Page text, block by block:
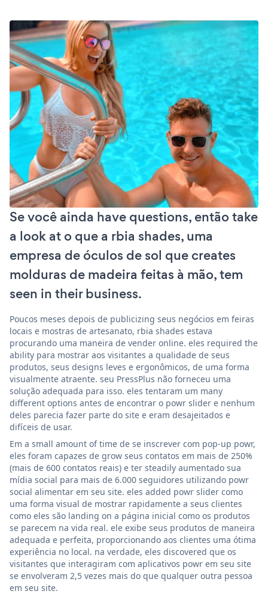
Se você ainda have questions, então take
a look at o que a rbia shades, uma
empresa de óculos de sol que creates
molduras de madeira feitas à mão, tem
seen in their business.
Poucos meses depois de publicizing seus negócios em feiras
locais e mostras de artesanato, rbia shades estava
procurando uma maneira de vender online. eles required the
ability para mostrar aos visitantes a qualidade de seus
produtos, seus designs leves e ergonômicos, de uma forma
visualmente atraente. seu PressPlus não forneceu uma
solução adequada para isso. eles tentaram um many
different options antes de encontrar o powr slider e nenhum
deles parecia fazer parte do site e eram desajeitados e
difíceis de usar.
Em a small amount of time de se inscrever com pop-up powr,
eles foram capazes de grow seus contatos em mais de 250%
(mais de 600 contatos reais) e ter steadily aumentado sua
mídia social para mais de 6.000 seguidores utilizando powr
social alimentar em seu site. eles added powr slider como
uma forma visual de mostrar rapidamente a seus clientes
como eles são landing on a página inicial como os produtos
se parecem na vida real. ele exibe seus produtos de maneira
adequada e perfeita, proporcionando aos clientes uma ótima
experiência no local. na verdade, eles discovered que os
visitantes que interagiram com aplicativos powr em seu site
se envolveram 2,5 vezes mais do que qualquer outra pessoa
em seu site.